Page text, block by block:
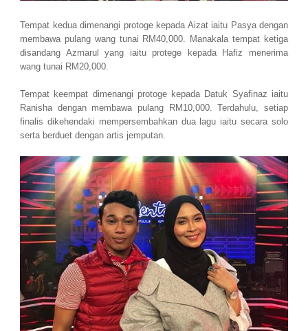
Tempat kedua dimenangi protoge kepada Aizat iaitu Pasya dengan
membawa pulang wang tunai RM40,000. Manakala tempat ketiga
disandang Azmarul yang iaitu protege kepada Hafiz menerima
wang tunai RM20,000.
Tempat keempat dimenangi protoge kepada Datuk Syafinaz iaitu
Ranisha dengan membawa pulang RM10,000. Terdahulu, setiap
finalis dikehendaki mempersembahkan dua lagu iaitu secara solo
serta berduet dengan artis jemputan.